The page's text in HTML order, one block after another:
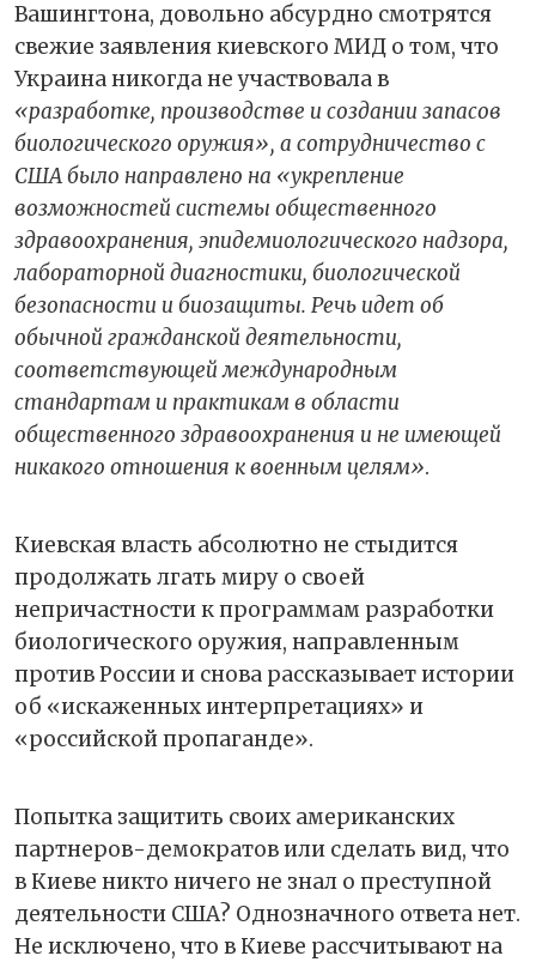
Вашингтона, довольно абсурдно смотрятся
свежие заявления киевского МИД о том, что
Украина никогда не участвовала в
«разработке, производстве и создании запасов
биологического оружия», а сотрудничество с
США было направлено на «укрепление
возможностей системы общественного
здравоохранения, эпидемиологического надзора,
лабораторной диагностики, биологической
безопасности и биозащиты. Речь идет об
обычной гражданской деятельности,
соответствующей международным
стандартам и практикам в области
общественного здравоохранения и не имеющей
никакого отношения к военным целям».
Киевская власть абсолютно не стыдится
продолжать лгать миру о своей
непричастности к программам разработки
биологического оружия, направленным
против России и снова рассказывает истории
об «искаженных интерпретациях» и
«российской пропаганде».
Попытка защитить своих американских
партнеров-демократов или сделать вид, что
в Киеве никто ничего не знал о преступной
деятельности США? Однозначного ответа нет.
Не исключено, что в Киеве рассчитывают на